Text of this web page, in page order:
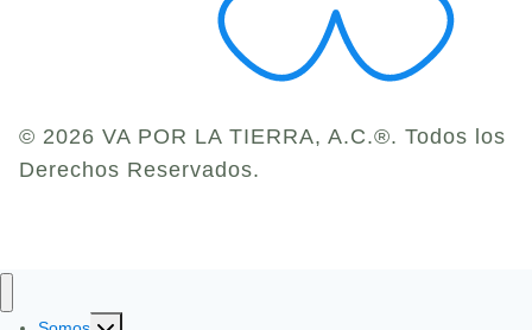
© 2026 VA POR LA TIERRA, A.C.®. Todos los
Derechos Reservados.
Toggle